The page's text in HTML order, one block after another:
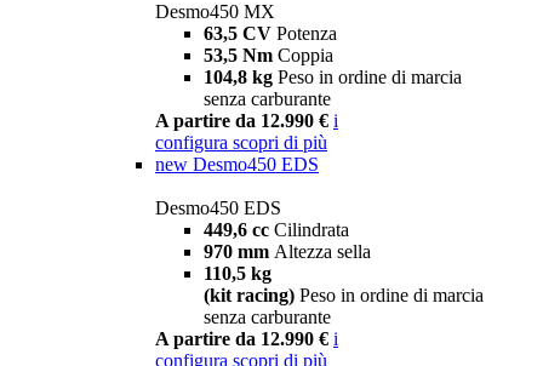
Desmo450 MX
63,5 CV Potenza
53,5 Nm Coppia
104,8 kg Peso in ordine di marcia
senza carburante
A partire da 12.990 € i
configura scopri di più
new Desmo450 EDS
Desmo450 EDS
449,6 cc Cilindrata
970 mm Altezza sella
110,5 kg
(kit racing) Peso in ordine di marcia
senza carburante
A partire da 12.990 € i
configura scopri di più